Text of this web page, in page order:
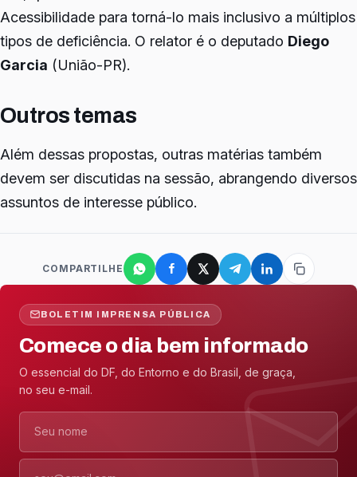
Acessibilidade para torná-lo mais inclusivo a múltiplos
tipos de deficiência. O relator é o deputado Diego
Garcia (União-PR).
Outros temas
Além dessas propostas, outras matérias também
devem ser discutidas na sessão, abrangendo diversos
assuntos de interesse público.
COMPARTILHE
BOLETIM IMPRENSA PÚBLICA
Comece o dia bem informado
O essencial do DF, do Entorno e do Brasil, de graça,
no seu e-mail.
Nome
E-mail